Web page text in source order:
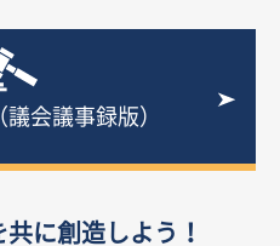
会議事録版）
に創造しよう！